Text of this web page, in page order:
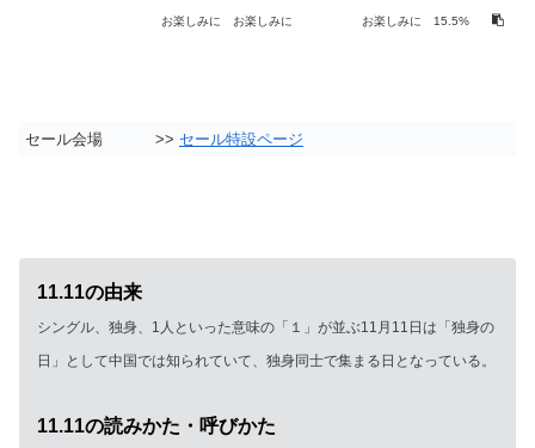
お楽しみに お楽しみに お楽しみに 15.5%
セール会場 >> セール特設ページ
11.11の由来
シングル、独身、1人といった意味の「１」が並ぶ11月11日は「独身の
日」として中国では知られていて、独身同士で集まる日となっている。
11.11の読みかた・呼びかた